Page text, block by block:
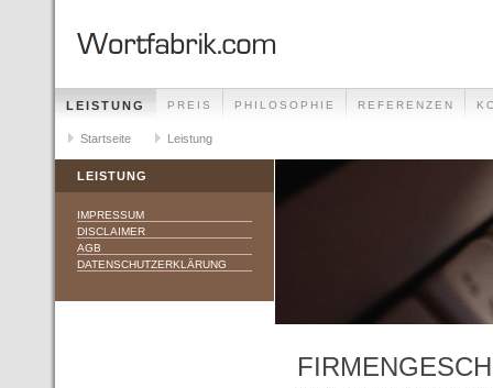
LEISTUNG PREIS PHILOSOPHIE REFERENZEN
Startseite Leistung
LEISTUNG
IMPRESSUM
DISCLAIMER
AGB
DATENSCHUTZERKLÄRUNG